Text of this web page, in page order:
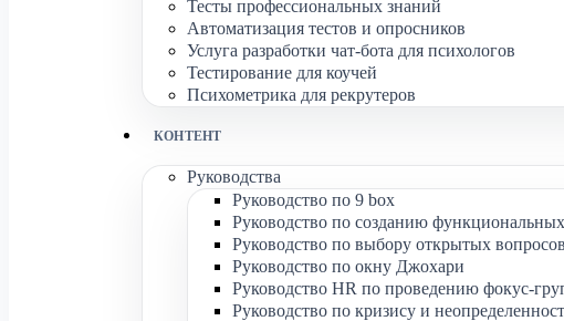
Тесты профессиональных знаний
Автоматизация тестов и опросников
Услуга разработки чат-бота для психологов
Тестирование для коучей
Психометрика для рекрутеров
КОНТЕНТ
Руководства
Руководство по 9 box
Руководство по созданию
Руководство по выбору открытых
Руководство по окну Джохари
Руководство HR по проведению фокус-
Руководство по кризису и